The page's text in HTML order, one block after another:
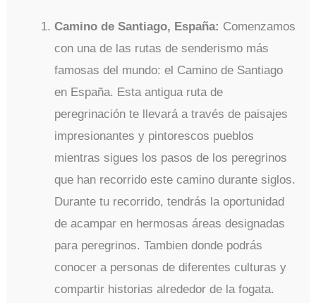
Camino de Santiago, España: Comenzamos
con una de las rutas de senderismo más
famosas del mundo: el Camino de Santiago
en España. Esta antigua ruta de
peregrinación te llevará a través de paisajes
impresionantes y pintorescos pueblos
mientras sigues los pasos de los peregrinos
que han recorrido este camino durante siglos.
Durante tu recorrido, tendrás la oportunidad
de acampar en hermosas áreas designadas
para peregrinos. Tambien donde podrás
conocer a personas de diferentes culturas y
compartir historias alrededor de la fogata.